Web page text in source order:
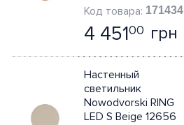
171434
4 45100 грн
Настенный
светильник
Nowodvorski RING
LED S Beige 12656